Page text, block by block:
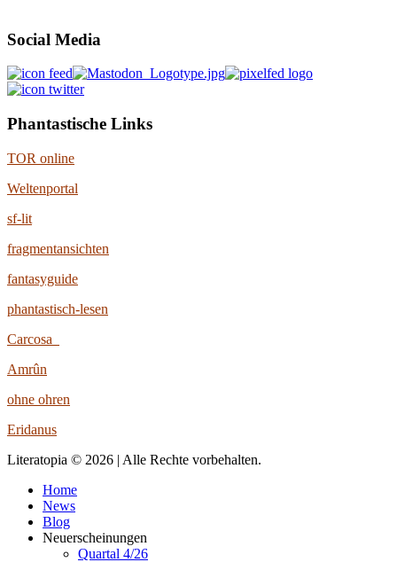
Social Media
Phantastische Links
TOR online
Weltenportal
sf-lit
fragmentansichten
fantasyguide
phantastisch-lesen
Carcosa
Amrûn
ohne ohren
Eridanus
Literatopia © 2026 | Alle Rechte vorbehalten.
Home
News
Blog
Neuerscheinungen
Quartal 4/26